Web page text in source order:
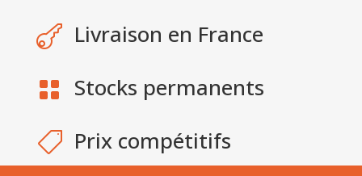
 Livraison en France
 Stocks permanents
 Prix compétitifs